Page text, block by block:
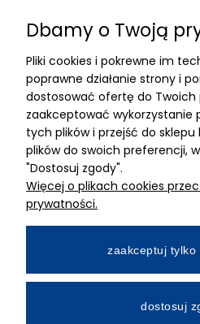
Znajdziesz nas
ADRES
MIMARI sp z o.o.
ul. Kurkowa 12
50-210 Wrocław
Dane rejestracyjne
NIP:8982325327
Wpłacony w całości
Numer konta bankowego
Dbamy o Twoją
Pliki cookies i pokrewne im
poprawne działanie strony i
dostosować ofertę do Twoich
zaakceptować wykorzystanie
tych plików i przejść do
plików do swoich preferencji,
"Dostosuj zgody".
Więcej o plikach cookies
prywatności.
zaakceptuj tylko
dostosuj